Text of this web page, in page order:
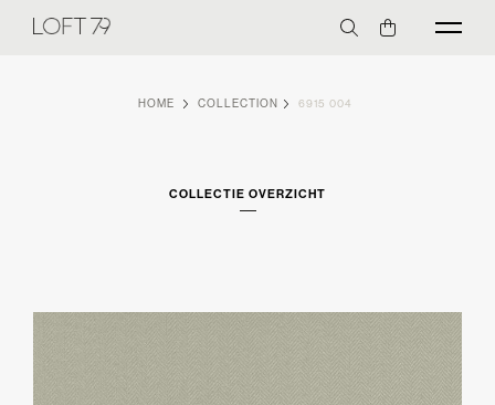
HOME COLLECTION 6915 004
COLLECTIE OVERZICHT